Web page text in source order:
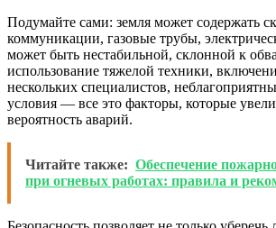
Подумайте сами: земля может содержать
коммуникации, газовые трубы,
может быть нестабильной, склонной к
использование тяжелой техники,
нескольких специалистов,
условия — все это факторы, которые
вероятность аварий.
Читайте также: Обеспечение
при огневых работах: правила и